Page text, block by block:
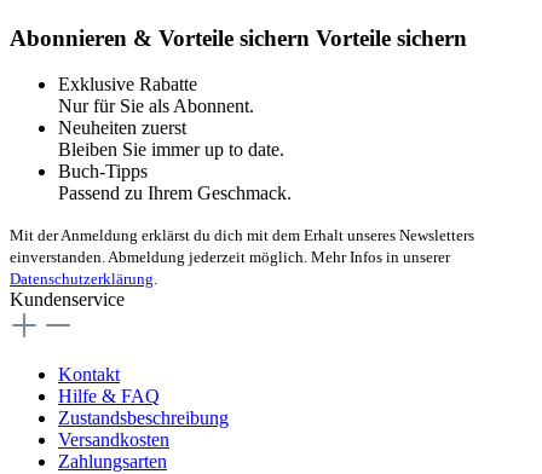
Abonnieren & Vorteile sichern Vorteile sichern
Exklusive Rabatte
Nur für Sie als Abonnent.
Neuheiten zuerst
Bleiben Sie immer up to date.
Buch-Tipps
Passend zu Ihrem Geschmack.
Mit der Anmeldung erklärst du dich mit dem Erhalt unseres Newsletters
einverstanden. Abmeldung jederzeit möglich. Mehr Infos in unserer
Datenschutzerklärung.
Kundenservice
Kontakt
Hilfe & FAQ
Zustandsbeschreibung
Versandkosten
Zahlungsarten